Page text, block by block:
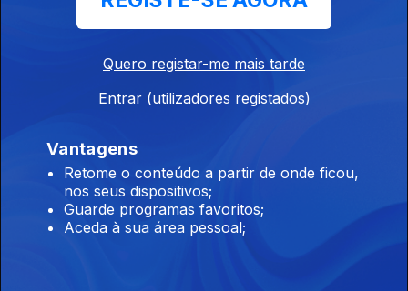
17 set. 2025
visitou em Portugal.
Biodiversidade, produtos e autores
Quero registar-me mais tarde
Entrar (utilizadores registados)
Vantagens
Retome o conteúdo a partir de onde ficou,
nos seus dispositivos;
Guarde programas favoritos;
Aceda à sua área pessoal;